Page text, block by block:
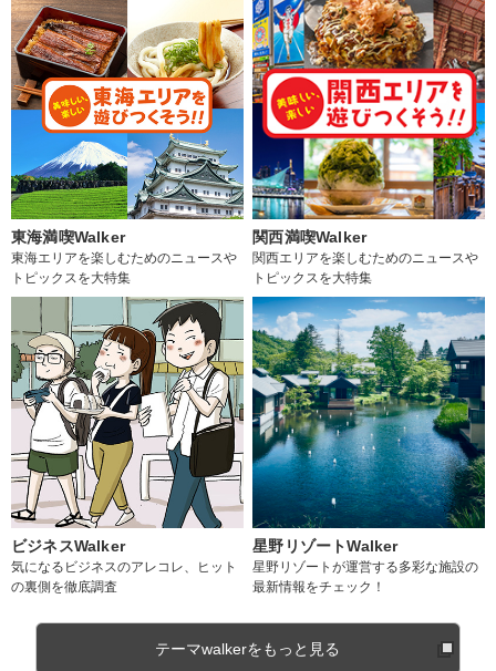
東海満喫Walker
東海エリアを楽しむためのニュースや
トピックスを大特集
関西満喫Walker
関西エリアを楽しむためのニュースや
トピックスを大特集
ビジネスWalker
気になるビジネスのアレコレ、ヒット
の裏側を徹底調査
星野リゾートWalker
星野リゾートが運営する多彩な施設の
最新情報をチェック！
テーマwalkerをもっと見る